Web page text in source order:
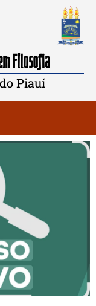
Filosofia
Piauí